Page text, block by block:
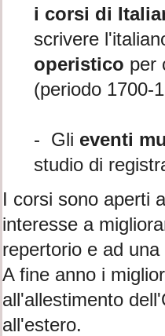
i corsi di
scrivere
operistico per
(periodo 1700-
- Gli eventi
studio di
I corsi sono aperti
interesse a
repertorio e ad
A fine anno i
all'allestimento
all'estero.